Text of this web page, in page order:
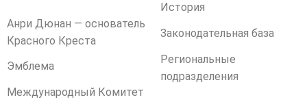
Анри Дюнан — основатель
Красного Креста
Эмблема
Международный Комитет
История
Законодательная база
Региональные
подразделения